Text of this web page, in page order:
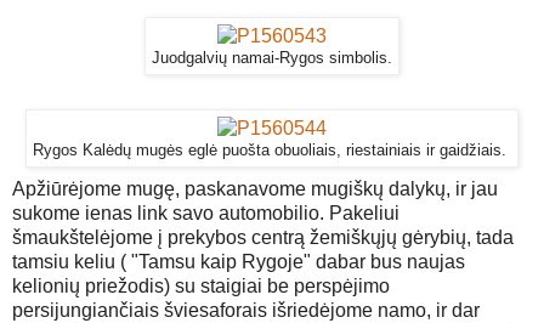
Juodgalvių namai-Rygos simbolis.
Rygos Kalėdų mugės eglė puošta obuoliais, riestainiais ir gaidžiais.
Apžiūrėjome mugę, paskanavome mugiškų dalykų, ir jau
sukome ienas link savo automobilio. Pakeliui
šmaukštelėjome į prekybos centrą žemiškųjų gėrybių, tada
tamsiu keliu ( "Tamsu kaip Rygoje" dabar bus naujas
kelionių priežodis) su staigiai be perspėjimo
persijungiančiais šviesaforais išriedėjome namo, ir dar